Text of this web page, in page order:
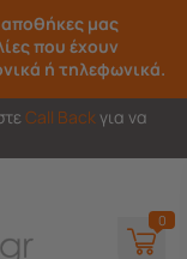
μας
που έχουν
ή τηλεφωνικά.
Call Back για να
0